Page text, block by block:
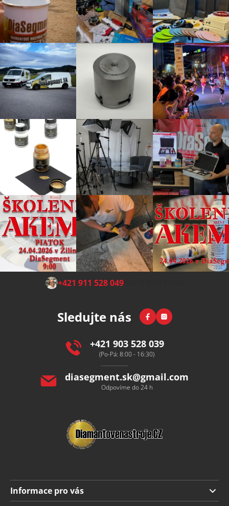
Z +421 911 528 049(Po-Pá 8:00-15:00)
Sledujte nás FacebookInstagram
+421 903 528 039
(Po-Pá: 8:00 - 16:30)
diasegment.sk@gmail.com
Odpovíme do 24 h
Informace pro vás